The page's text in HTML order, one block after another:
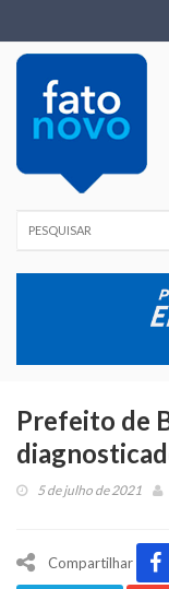
Prefeito de
5 de julho de 2021
Compartilhar